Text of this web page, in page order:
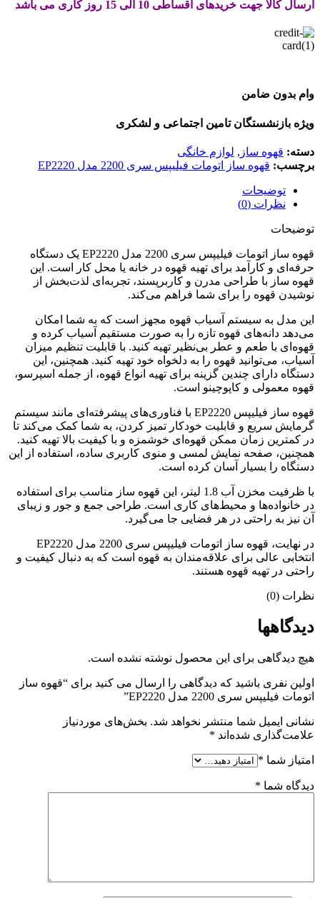
ارسال کالا جهت خریدهای اقساطی 10 الی 15 روز کاری می باشد
وام بدون ضامن
ویژه بازنشستگان تامین اجتماعی و لشکری
دسته: قهوه ساز , لوازم خانگی
برچسب: قهوه ساز اتومات فیلیپس سری 2200 مدل EP2220
توضیحات
نظرات (0)
توضیحات
قهوه ساز اتومات فیلیپس سری 2200 مدل EP2220 یک دستگاه
حرفه‌ای و کارآمد برای تهیه قهوه در خانه یا محل کار است. این
قهوه ساز با طراحی مدرن و کاربرپسند، تجربه‌ای لذت‌بخش از
نوشیدن قهوه را برای شما فراهم می‌کند.
این مدل به سیستم آسیاب قهوه مجهز است که به شما امکان
می‌دهد دانه‌های قهوه تازه را به صورت مستقیم آسیاب کرده و
قهوه‌ای با طعم و عطر بی‌نظیر تهیه کنید. با قابلیت تنظیم میزان
آسیاب، می‌توانید قهوه را به دلخواه خود تهیه کنید. همچنین، این
دستگاه دارای چندین گزینه برای تهیه انواع قهوه، از جمله اسپرسو،
قهوه معمولی و کاپوچینو است.
قهوه ساز فیلیپس EP2220 با فناوری‌های پیشرفته‌ای مانند سیستم
گرمایش سریع و قابلیت خودکار تمیز کردن، به شما کمک می‌کند تا
در کمترین زمان ممکن قهوه‌ای خوشمزه و با کیفیت بالا تهیه کنید.
همچنین، صفحه نمایش لمسی و منوی کاربری ساده، استفاده از این
دستگاه را بسیار آسان کرده است.
با ظرفیت مخزن آب 1.8 لیتر، این قهوه ساز مناسب برای استفاده
در خانواده‌ها و محیط‌های کاری است. طراحی جمع و جور و زیبای
آن نیز به راحتی در هر فضایی جا می‌گیرد.
در نهایت، قهوه ساز اتومات فیلیپس سری 2200 مدل EP2220
انتخابی عالی برای علاقه‌مندان به قهوه است که به دنبال کیفیت و
راحتی در تهیه قهوه هستند.
نظرات (0)
دیدگاهها
هیچ دیدگاهی برای این محصول نوشته نشده است.
اولین نفری باشید که دیدگاهی را ارسال می کنید برای “قهوه ساز
اتومات فیلیپس سری 2200 مدل EP2220”
نشانی ایمیل شما منتشر نخواهد شد. بخش‌های موردنیاز
علامت‌گذاری شده‌اند *
امتیاز شما *
دیدگاه شما *